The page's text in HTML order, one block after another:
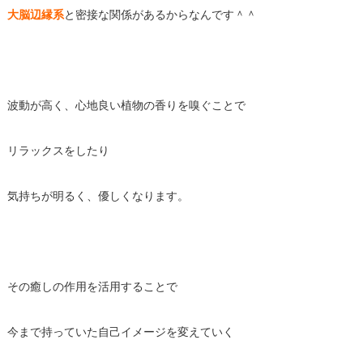
大脳辺縁系と密接な関係があるからなんです＾＾
波動が高く、心地良い植物の香りを嗅ぐことで
リラックスをしたり
気持ちが明るく、優しくなります。
その癒しの作用を活用することで
今まで持っていた自己イメージを変えていく